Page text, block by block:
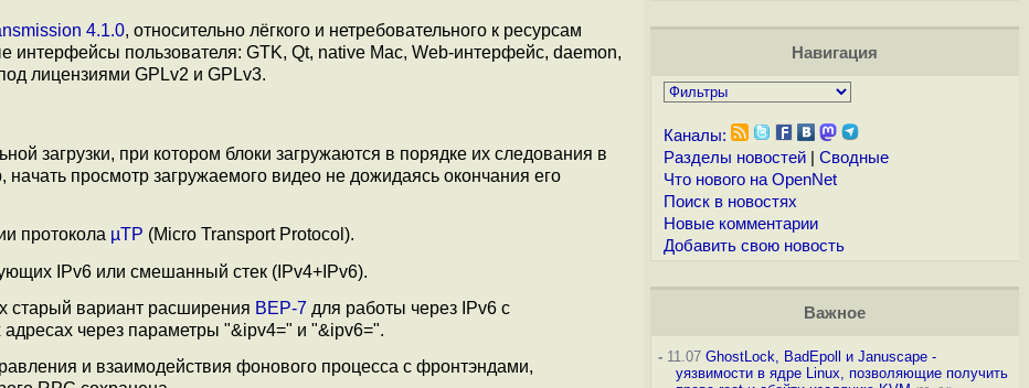
4.1.0, относительно лёгкого и нетребовательного к ресурсам
интерфейсы пользователя: GTK, Qt, native Mac, Web-интерфейс, daemon,
лицензиями GPLv2 и GPLv3.
загрузки, при котором блоки загружаются в порядке их следования в
просмотр загружаемого видео не дожидаясь окончания его
протокола µTP (Micro Transport Protocol).
IPv6 или смешанный стек (IPv4+IPv6).
старый вариант расширения BEP-7 для работы через IPv6 с
через параметры "&ipv4=" и "&ipv6=".
и взаимодействия фонового процесса с фронтэндами,
Навигация
Каналы:
Разделы новостей| Сводные
Что нового на OpenNet
Поиск в новостях
Новые комментарии
Добавить свою новость
Важное
-11.07 GhostLock, BadEpoll и Januscape -
уязвимости в ядре Linux, позволяющие получить